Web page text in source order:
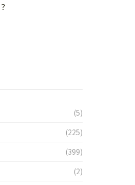
(5)
(225)
(399)
(2)